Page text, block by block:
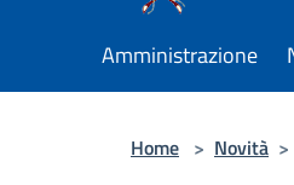
Amministrazione
Home > Novità >